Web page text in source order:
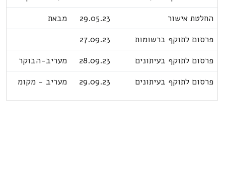
החלטת אישור
29.05.23
מבאת
פרסום לתוקף ברשומות
27.09.23
פרסום לתוקף בעיתונים
28.09.23
מעריב-הבוקר
פרסום לתוקף בעיתונים
29.09.23 מעריב - מקומ